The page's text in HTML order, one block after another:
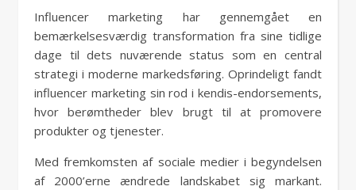
Influencer marketing har gennemgået en
bemærkelsesværdig transformation fra sine tidlige
dage til dets nuværende status som en central
strategi i moderne markedsføring. Oprindeligt fandt
influencer marketing sin rod i kendis-endorsements,
hvor berømtheder blev brugt til at promovere
produkter og tjenester.
Med fremkomsten af sociale medier i begyndelsen
af 2000’erne ændrede landskabet sig markant.